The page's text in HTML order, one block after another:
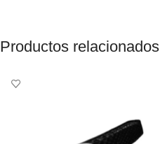
Productos relacionados